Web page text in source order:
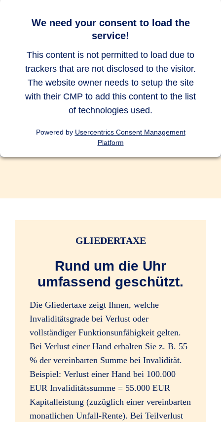
bis zu 500
Auslandsreise Assistance
und/oder Ehe-/Lebenspartner
Infektionen durch Zeckenstiche
alle Impfschäden
Bewusstseinsstörungen durch
Alkoholeinfluss (beim Lenken von Kfz
bis 1,5 Promille)
We need your consent to load the
service!
This content is not permitted to load due to
trackers that are not disclosed to the visitor.
The website owner needs to setup the site
with their CMP to add this content to the list
of technologies used.
Powered by Usercentrics Consent Management
Platform
GLIEDERTAXE
Rund um die Uhr
umfassend geschützt.
Die Gliedertaxe zeigt Ihnen, welche
Invaliditätsgrade bei Verlust oder
vollständiger Funktionsunfähigkeit gelten.
Bei Verlust einer Hand erhalten Sie z. B. 55
% der vereinbarten Summe bei Invalidität.
Beispiel: Verlust einer Hand bei 100.000
EUR Invaliditätssumme = 55.000 EUR
Kapitalleistung (zuzüglich einer vereinbarten
monatlichen Unfall-Rente). Bei Teilverlust